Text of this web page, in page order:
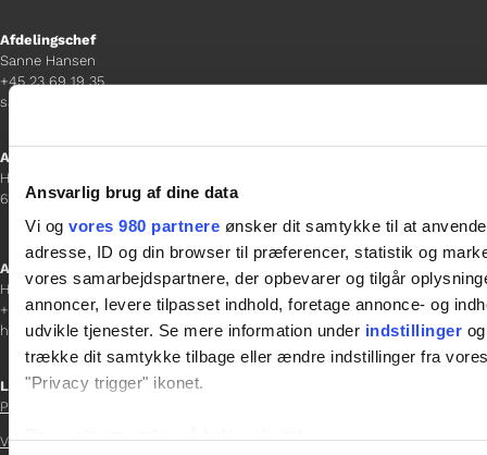
Ansvarlig brug af dine data
Vi og vores 980 partnere ønsker dit samtykke til at
adresse, ID og din browser til præferencer, statistik og
vores samarbejdspartnere, der opbevarer og tilgår
annoncer, levere tilpasset indhold, foretage annonce- og
udvikle tjenester. Se mere information under indstillinger
trække dit samtykke tilbage eller ændre indstillinger fra
"Privacy trigger" ikonet.
Afdelingschef
Sanne Hansen
+45 23 69 19 35
sanne.h@gladfonden.dk
Aabenraa
H P Hanssens Gade 23, 2.
6200 Aabenraa
Afdelingschef
Helene Teichert
+45 29 37 32 41
helene.t@gladfonden.dk
Links
Persondatapolitik
Vedtægter